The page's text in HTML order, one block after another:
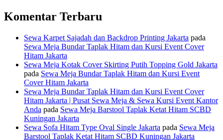
Komentar Terbaru
Sewa Karpet Sajadah dan Backdrop Printing Jakarta pada
Sewa Meja Bundar Taplak Hitam dan Kursi Event Cover
Hitam Jakarta
Sewa Meja Kotak Cover Skirting Putih Topping Gold Jakarta
pada Sewa Meja Bundar Taplak Hitam dan Kursi Event
Cover Hitam Jakarta
Sewa Meja Bundar Taplak Hitam dan Kursi Event Cover
Hitam Jakarta | Pusat Sewa Meja & Sewa Kursi Event Kantor
Anda pada Sewa Meja Barstool Taplak Ketat Hitam SCBD
Kuningan Jakarta
Sewa Sofa Hitam Type Oval Single Jakarta pada Sewa Meja
Barstool Taplak Ketat Hitam SCBD Kuningan Jakarta